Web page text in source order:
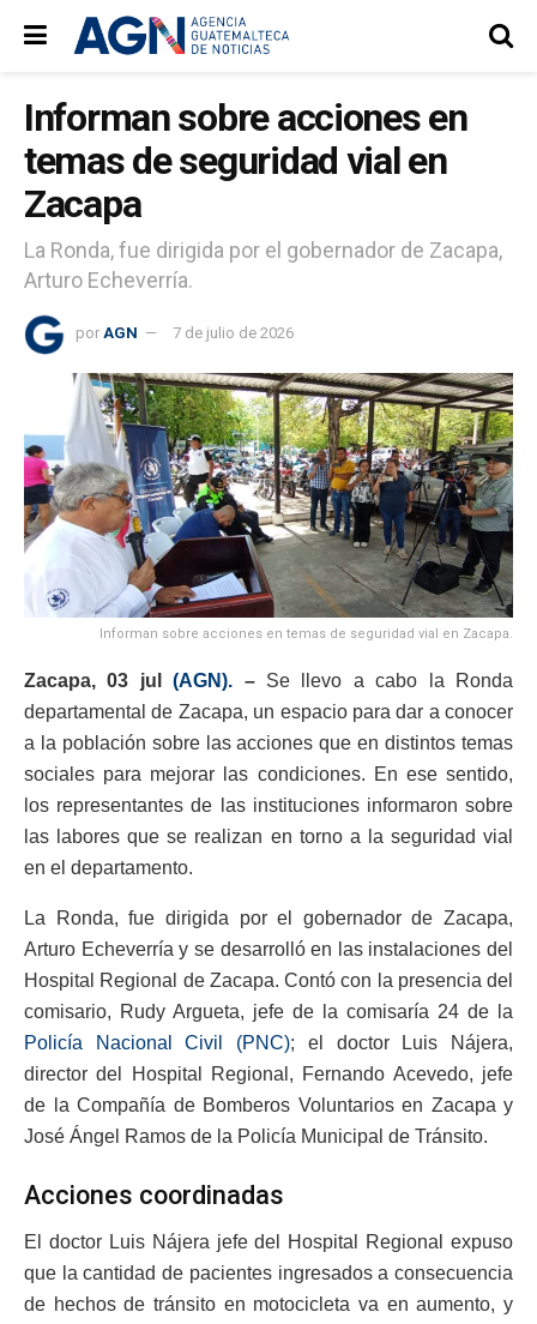
Informan sobre acciones en
temas de seguridad vial en
Zacapa
La Ronda, fue dirigida por el gobernador de Zacapa,
Arturo Echeverría.
por AGN 7 de julio de 2026
Informan sobre acciones en temas de seguridad vial en Zacapa.
Zacapa, 03 jul(AGN). –Se llevo a cabo la Ronda
departamental de Zacapa, un espacio para dar a conocer
a la población sobre las acciones que en distintos temas
sociales para mejorar las condiciones. En ese sentido,
los representantes de las instituciones informaron sobre
las labores que se realizan en torno a la seguridad vial
en el departamento.
La Ronda, fue dirigida por el gobernador de Zacapa,
Arturo Echeverría y se desarrolló en las instalaciones del
Hospital Regional de Zacapa. Contó con la presencia del
comisario, Rudy Argueta, jefe de la comisaría 24 de la
Policía Nacional Civil (PNC); el doctor Luis Nájera,
director del Hospital Regional, Fernando Acevedo, jefe
de la Compañía de Bomberos Voluntarios en Zacapa y
José Ángel Ramos de la Policía Municipal de Tránsito.
Acciones coordinadas
El doctor Luis Nájera jefe del Hospital Regional expuso
que la cantidad de pacientes ingresados a consecuencia
de hechos de tránsito en motocicleta va en aumento, y